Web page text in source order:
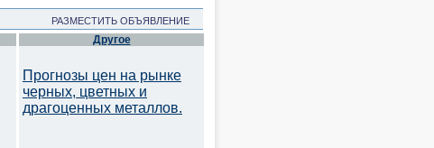
РАЗМЕСТИТЬ ОБЪЯВЛЕНИЕ
Другое
Прогнозы цен на рынке
черных, цветных и
драгоценных металлов.